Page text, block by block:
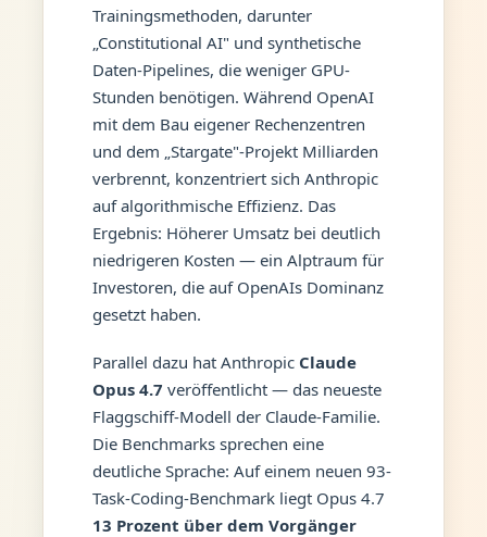
Trainingsmethoden, darunter
„Constitutional AI" und synthetische
Daten-Pipelines, die weniger GPU-
Stunden benötigen. Während OpenAI
mit dem Bau eigener Rechenzentren
und dem „Stargate"-Projekt Milliarden
verbrennt, konzentriert sich Anthropic
auf algorithmische Effizienz. Das
Ergebnis: Höherer Umsatz bei deutlich
niedrigeren Kosten — ein Alptraum für
Investoren, die auf OpenAIs Dominanz
gesetzt haben.
Parallel dazu hat Anthropic Claude
Opus 4.7 veröffentlicht — das neueste
Flaggschiff-Modell der Claude-Familie.
Die Benchmarks sprechen eine
deutliche Sprache: Auf einem neuen 93-
Task-Coding-Benchmark liegt Opus 4.7
13 Prozent über dem Vorgänger